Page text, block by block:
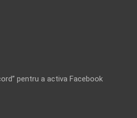
pentru a activa Facebook